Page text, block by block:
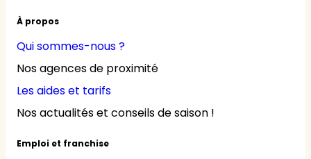
À propos
Qui sommes-nous ?
Nos agences de proximité
Les aides et tarifs
Nos actualités et conseils de saison !
Emploi et franchise